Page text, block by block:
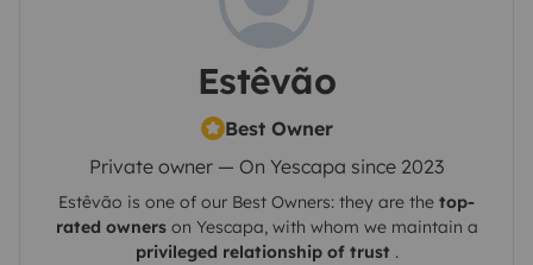
Estêvão
Best Owner
Private owner — On Yescapa since 2023
Estêvão is one of our Best Owners: they are the top-
rated ownerson Yescapa, with whom we maintain a
privileged relationship of trust.